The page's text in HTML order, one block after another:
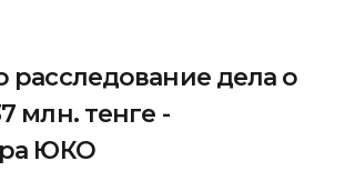
расследование дела о
млн. тенге -
ЮКО